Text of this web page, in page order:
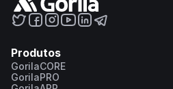
Produtos
GorilaCORE
GorilaPRO